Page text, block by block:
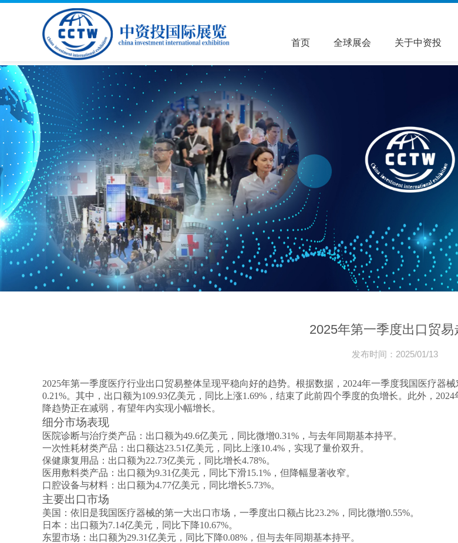
首页 全球展会 关于中资投
2025年第一季度出口贸易
发布时间：2025/01/13
2025年第一季度医疗行业出口贸易整体呈现平稳向好的趋势‌。根据数据，2024年一季度我国医疗器
0.21%。其中，出口额为109.93亿美元，同比上涨1.69%，结束了此前四个季度的负增长‌。此外，
降趋势正在减弱，有望年内实现小幅增长‌。
细分市场表现
医院诊断与治疗类产品 ‌：出口额为49.6亿美元，同比微增0.31%，与去年同期基本持平‌。
一次性耗材类产品 ‌：出口额达23.51亿美元，同比上涨10.4%，实现了量价双升‌。
保健康复用品 ‌：出口额为22.73亿美元，同比增长4.78%‌。
医用敷料类产品 ‌：出口额为9.31亿美元，同比下滑15.1%，但降幅显著收窄‌。
口腔设备与材料 ‌：出口额为4.77亿美元，同比增长5.73%‌。
主要出口市场
美国 ‌：依旧是我国医疗器械的第一大出口市场，一季度出口额占比23.2%，同比微增0.55%‌。
日本 ‌：出口额为7.14亿美元，同比下降10.67%‌。
东盟市场 ‌：出口额为29.31亿美元，同比下降0.08%，但与去年同期基本持平‌。